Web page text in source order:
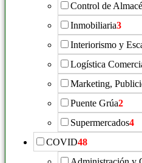
Control de
Inmobiliaria3
Interiorismo y
Logística
Marketing,
Puente Grúa2
Supermercados4
COVID48